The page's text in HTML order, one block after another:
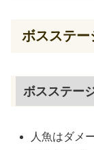
ボスステー
ボスステー
人魚はダメ